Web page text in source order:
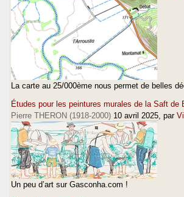
La carte au 25/000ème nous permet de belles
Études pour les peintures murales de la Saft de
Pierre THERON (1918-2000) 10 avril 2025 , par
Un peu d’art sur Gasconha.com !